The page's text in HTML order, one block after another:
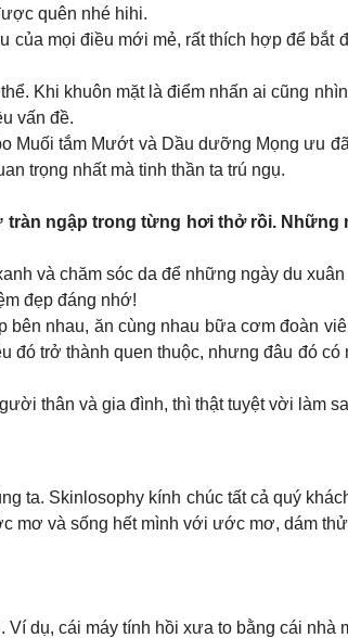
quên nhé hihi.
mọi điều mới mẻ, rất thích hợp để bắt
Khi khuôn mặt là điểm nhấn ai cũng
vấn đề.
Muối tắm Mướt và Dầu dưỡng Mọng ưu
trọng nhất mà tinh thần ta trú ngụ.
tràn ngập trong từng hơi thở rồi.
và chăm sóc da để những ngày du
đẹp đáng nhớ!
nhau, ăn cùng nhau bữa cơm đoàn
đó trở thành quen thuộc, nhưng đâu đó
thân và gia đình, thì thật tuyệt vời làm
ta. Skinlosophy kính chúc tất cả quý
và sống hết mình với ước mơ, dám
dụ, cái máy tính hồi xưa to bằng cái